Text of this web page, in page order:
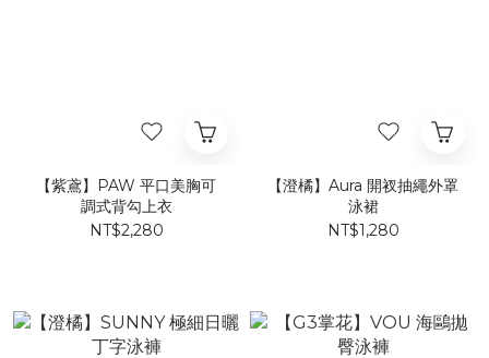
【紫鳶】PAW 平口美胸可
調式背勾上衣
NT$2,280
【澄橘】Aura 開衩抽繩外罩
泳裙
NT$1,280